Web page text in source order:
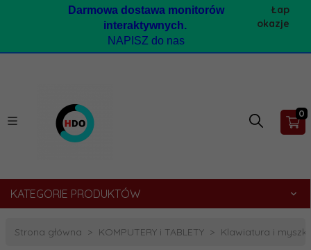
Darmowa dostawa monitorów
interaktywnych.
NAPISZ do nas
Łap
okazje
0
KATEGORIE PRODUKTÓW
Strona główna KOMPUTERY i TABLETY Klawiatura i